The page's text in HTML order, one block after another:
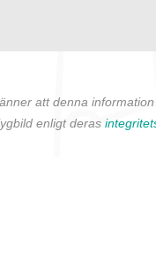
att denna
enligt deras